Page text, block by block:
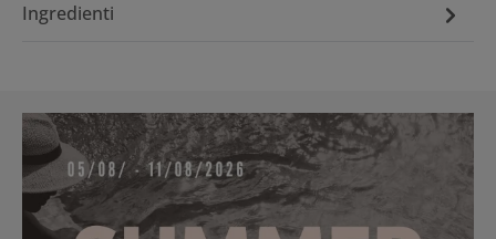
Ingredienti